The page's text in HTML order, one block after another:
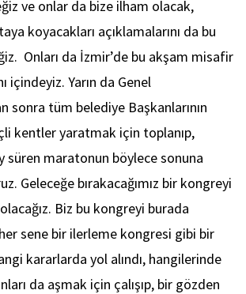
ve onlar da bize ilham olacak,
koyacakları açıklamalarını da bu
Onları da İzmir’de bu akşam misafir
içindeyiz. Yarın da Genel
sonra tüm belediye Başkanlarının
kentler yaratmak için toplanıp,
süren maratonun böylece sonuna
Geleceğe bırakacağımız bir kongreyi
Biz bu kongreyi burada
sene bir ilerleme kongresi gibi bir
kararlarda yol alındı, hangilerinde
da aşmak için çalışıp, bir gözden